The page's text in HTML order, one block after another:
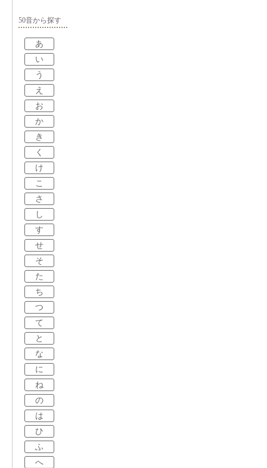
50音から探す
あ
い
う
え
お
か
き
く
け
こ
さ
し
す
せ
そ
た
ち
つ
て
と
な
に
ね
の
は
ひ
ふ
へ